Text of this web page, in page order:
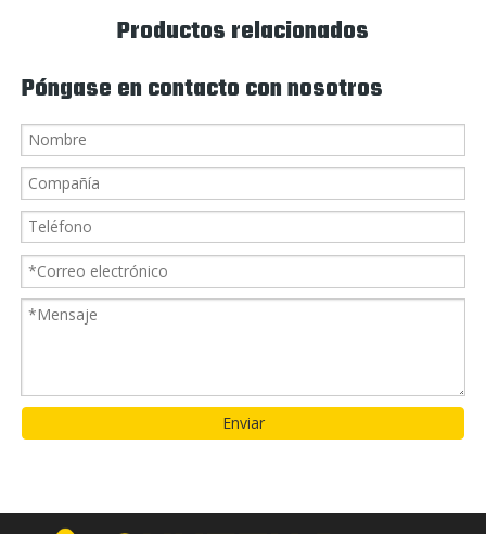
Productos relacionados
Póngase en contacto con nosotros
Enviar